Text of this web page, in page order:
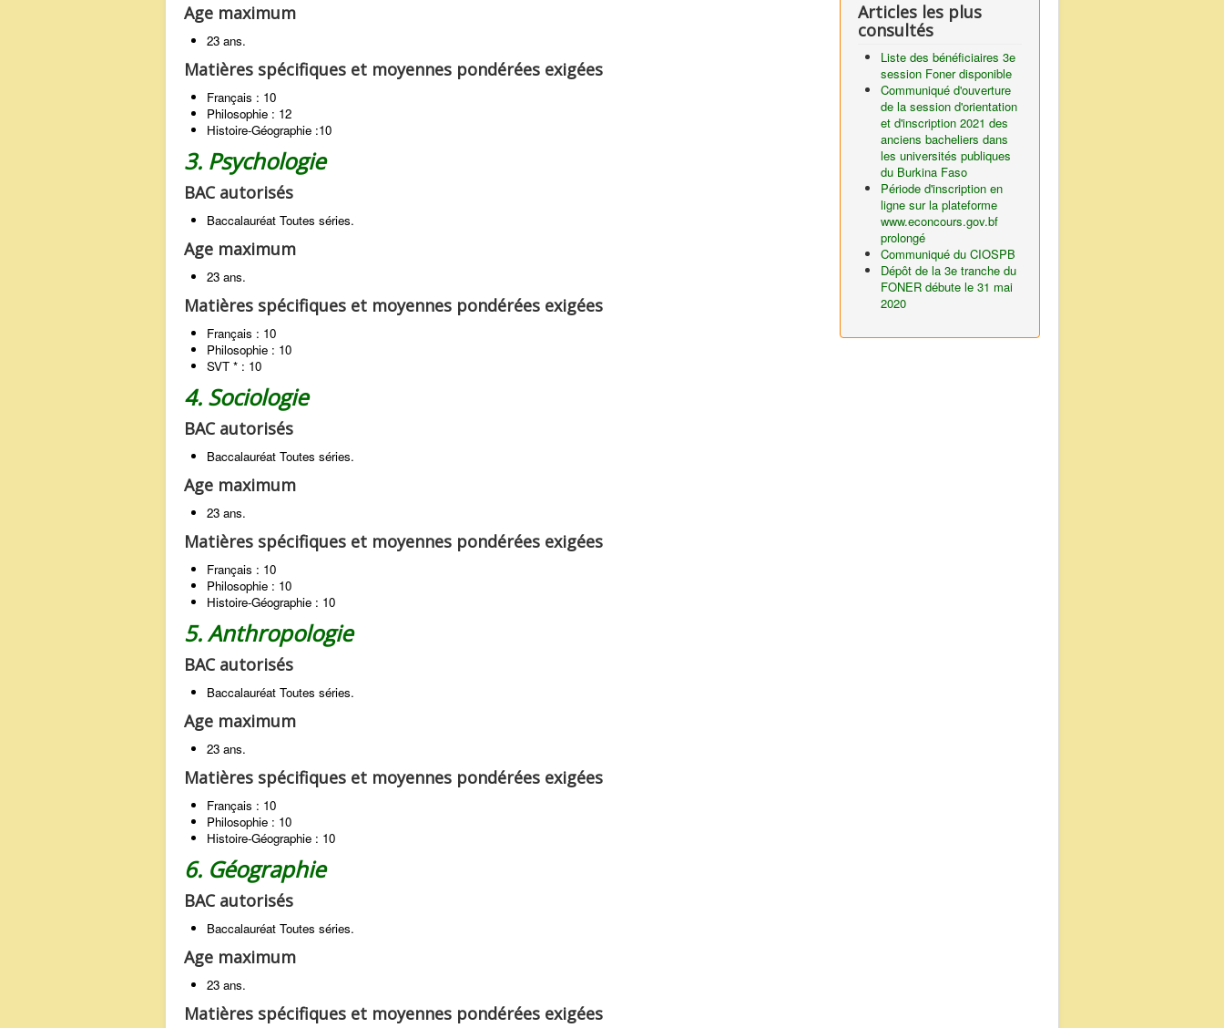
Age maximum
23 ans.
Matières spécifiques et moyennes pondérées exigées
Français : 10
Philosophie : 12
Histoire-Géographie :10
3. Psychologie
BAC autorisés
Baccalauréat Toutes séries.
Age maximum
23 ans.
Matières spécifiques et moyennes pondérées exigées
Français : 10
Philosophie : 10
SVT * : 10
4. Sociologie
BAC autorisés
Baccalauréat Toutes séries.
Age maximum
23 ans.
Matières spécifiques et moyennes pondérées exigées
Français : 10
Philosophie : 10
Histoire-Géographie : 10
5. Anthropologie
BAC autorisés
Baccalauréat Toutes séries.
Age maximum
23 ans.
Matières spécifiques et moyennes pondérées exigées
Français : 10
Philosophie : 10
Histoire-Géographie : 10
6. Géographie
BAC autorisés
Baccalauréat Toutes séries.
Age maximum
23 ans.
Matières spécifiques et moyennes pondérées exigées
Articles les plus
consultés
Liste des bénéficiaires 3e
session Foner disponible
Communiqué d'ouverture
de la session d'orientation
et d'inscription 2021 des
anciens bacheliers dans
les universités publiques
du Burkina Faso
Période d'inscription en
ligne sur la plateforme
www.econcours.gov.bf
prolongé
Communiqué du CIOSPB
Dépôt de la 3e tranche du
FONER débute le 31 mai
2020